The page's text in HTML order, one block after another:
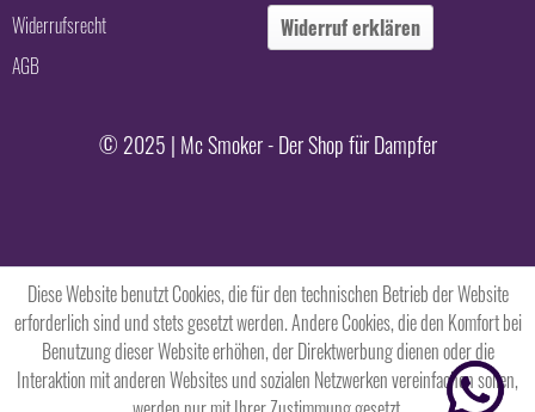
Widerrufsrecht
AGB
Widerruf erklären
© 2025 | Mc Smoker - Der Shop für Dampfer
Diese Website benutzt Cookies, die für den technischen Betrieb der Website
erforderlich sind und stets gesetzt werden. Andere Cookies, die den Komfort bei
Benutzung dieser Website erhöhen, der Direktwerbung dienen oder die
Interaktion mit anderen Websites und sozialen Netzwerken vereinfachen sollen,